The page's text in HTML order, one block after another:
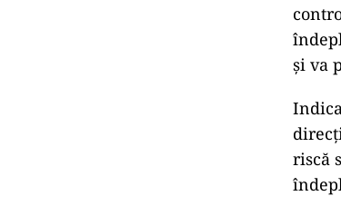
și va
riscă